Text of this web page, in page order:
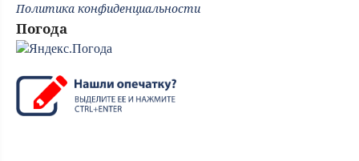
Политика конфиденциальности
Погода